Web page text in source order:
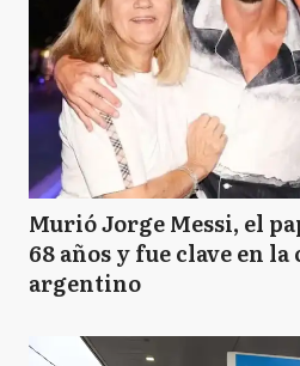
Murió Jorge Messi, el
68 años y fue clave en
argentino